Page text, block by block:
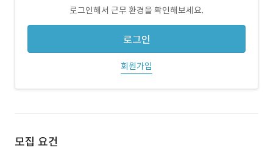
로그인해서 근무 환경을 확인해보세요.
로그인
회원가입
모집 요건